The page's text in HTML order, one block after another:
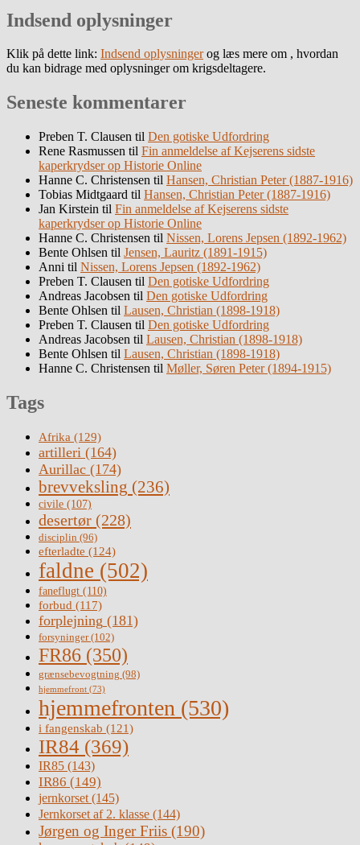
Indsend oplysninger
Klik på dette link: Indsend oplysningerog læs mere om , hvordan
du kan bidrage med oplysninger om krigsdeltagere.
Seneste kommentarer
Preben T. Clausen til Den gotiske Udfordring
Rene Rasmussen til Fin anmeldelse af Kejserens sidste
kaperkrydser op Historie Online
Hanne C. Christensen til Hansen, Christian Peter (1887-1916)
Tobias Midtgaard til Hansen, Christian Peter (1887-1916)
Jan Kirstein til Fin anmeldelse af Kejserens sidste
kaperkrydser op Historie Online
Hanne C. Christensen til Nissen, Lorens Jepsen (1892-1962)
Bente Ohlsen til Jensen, Lauritz (1891-1915)
Anni til Nissen, Lorens Jepsen (1892-1962)
Preben T. Clausen til Den gotiske Udfordring
Andreas Jacobsen til Den gotiske Udfordring
Bente Ohlsen til Lausen, Christian (1898-1918)
Preben T. Clausen til Den gotiske Udfordring
Andreas Jacobsen til Lausen, Christian (1898-1918)
Bente Ohlsen til Lausen, Christian (1898-1918)
Hanne C. Christensen til Møller, Søren Peter (1894-1915)
Tags
Afrika (129)
artilleri (164)
Aurillac (174)
brevveksling (236)
civile (107)
desertør (228)
disciplin (96)
efterladte (124)
faldne (502)
faneflugt (110)
forbud (117)
forplejning (181)
forsyninger(102)
FR86 (350)
grænsebevogtning (98)
hjemmefront (73)
hjemmefronten (530)
i fangenskab (121)
IR84 (369)
IR85 (143)
IR86 (149)
jernkorset(145)
Jernkorset af 2. klasse (144)
Jørgen og Inger Friis (190)